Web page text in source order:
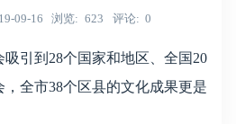
09-16 浏览 623 评论 0
引到28个国家和地区、全国20
全市38个区县的文化成果更是